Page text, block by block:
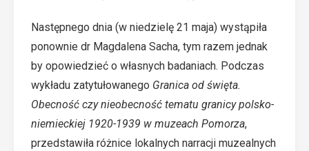
Następnego dnia (w niedzielę 21 maja) wystąpiła
ponownie dr Magdalena Sacha, tym razem jednak
by opowiedzieć o własnych badaniach. Podczas
wykładu zatytułowanego Granica od święta.
Obecność czy nieobecność tematu granicy polsko-
niemieckiej 1920-1939 w muzeach Pomorza,
przedstawiła różnice lokalnych narracji muzealnych